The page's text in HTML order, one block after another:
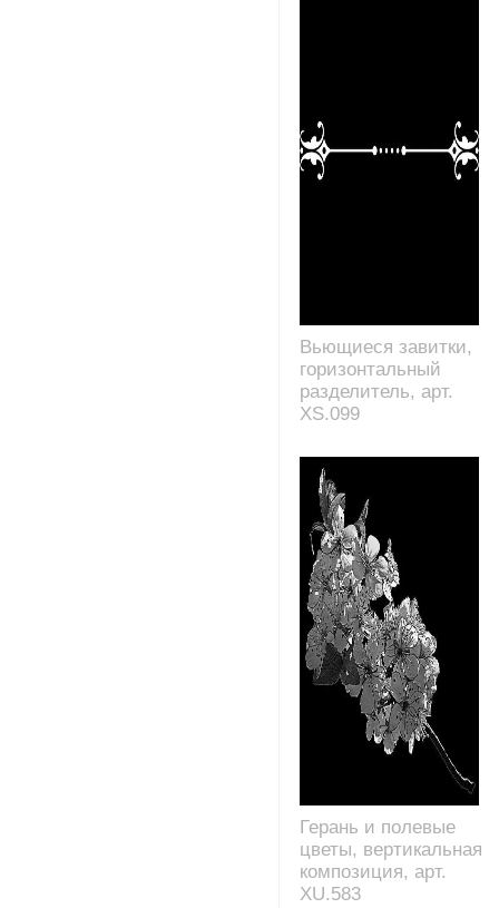
Вьющиеся завитки,
горизонтальный
разделитель, арт.
XS.099
Герань и полевые
цветы, вертикальная
композиция, арт.
XU.583